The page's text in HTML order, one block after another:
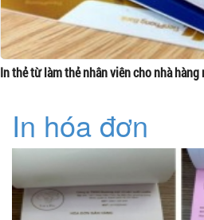
In thẻ từ làm thẻ nhân viên cho nhà hàng
In hóa đơn